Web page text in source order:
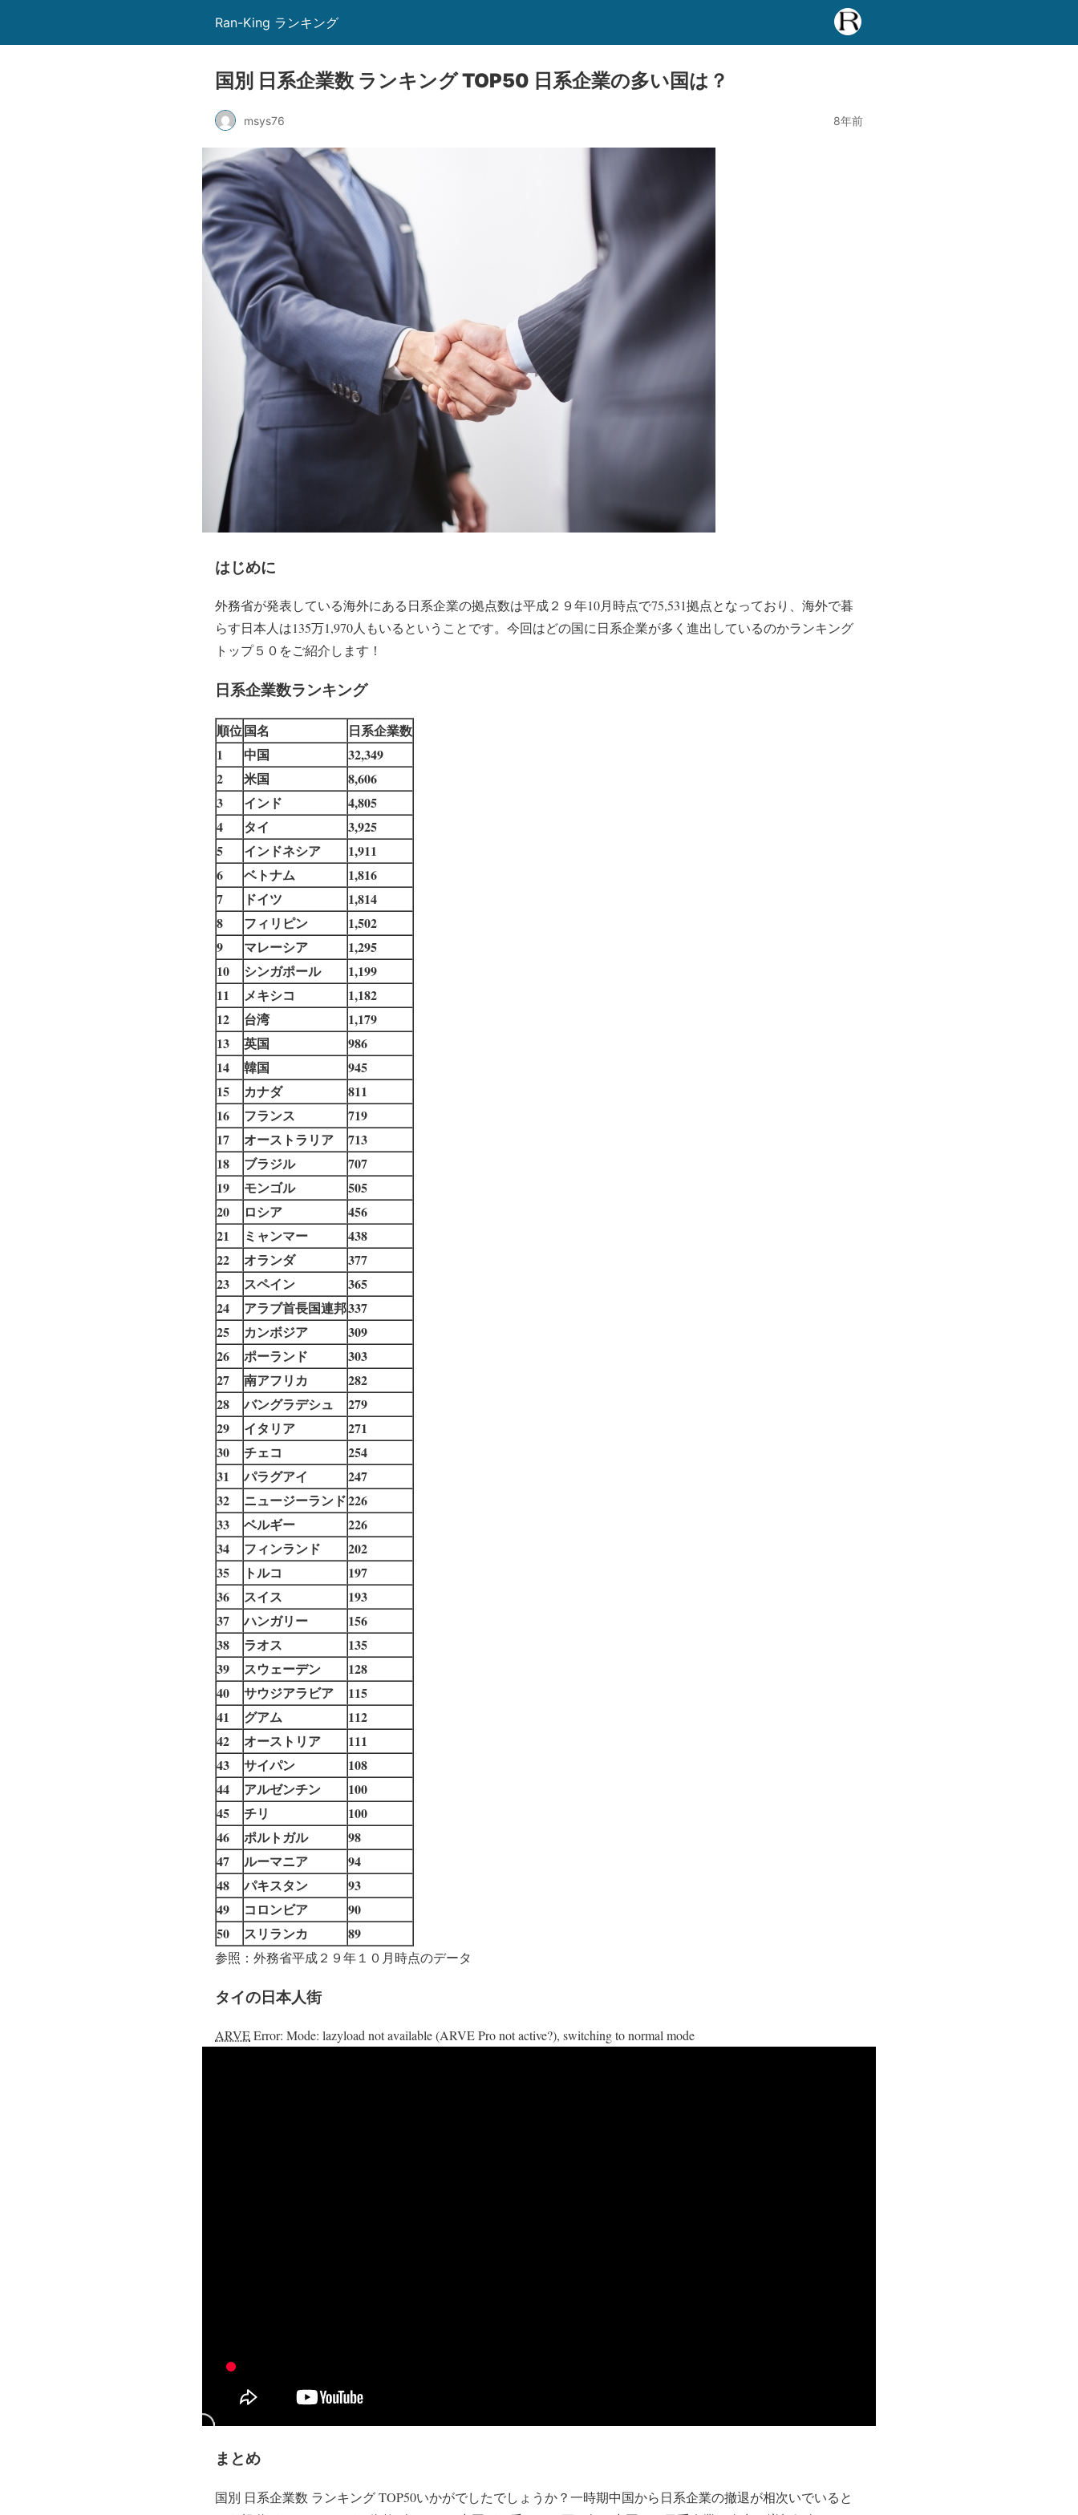
Ran-King ランキング
国別 日系企業数 ランキング TOP50 日系企業の多い国は？
msys76 8年前
はじめに
外務省が発表している海外にある日系企業の拠点数は平成２９年10月時点で75,531拠点となっており、海外で暮
らす日本人は135万1,970人もいるということです。今回はどの国に日系企業が多く進出しているのかランキング
トップ５０をご紹介します！
日系企業数ランキング
順位国名
日系企業数
1
中国
32,349
2
米国
8,606
3
インド
4,805
4
タイ
3,925
5
インドネシア
1,911
6
ベトナム
1,816
7
ドイツ
1,814
8
フィリピン
1,502
9
マレーシア
1,295
10
シンガポール
1,199
11
メキシコ
1,182
12
台湾
1,179
13
英国
986
14
韓国
945
15
カナダ
811
16
フランス
719
17
オーストラリア
713
18
ブラジル
707
19
モンゴル
505
20
ロシア
456
21
ミャンマー
438
22
オランダ
377
23
スペイン
365
24
アラブ首長国連邦337
25
カンボジア
309
26
ポーランド
303
27
南アフリカ
282
28
バングラデシュ
279
29
イタリア
271
30
チェコ
254
31
パラグアイ
247
32
ニュージーランド226
33
ベルギー
226
34
フィンランド
202
35
トルコ
197
36
スイス
193
37
ハンガリー
156
38
ラオス
135
39
スウェーデン
128
40
サウジアラビア
115
41
グアム
112
42
オーストリア
111
43
サイパン
108
44
アルゼンチン
100
45
チリ
100
46
ポルトガル
98
47
ルーマニア
94
48
パキスタン
93
49
コロンビア
90
50
スリランカ 89
参照：外務省平成２９年１０月時点のデータ
タイの日本人街
ARVEError: Mode: lazyload not available (ARVE Pro not active?), switching to normal mode
まとめ
国別 日系企業数 ランキング TOP50いかがでしたでしょうか？一時期中国から日系企業の撤退が相次いでいると